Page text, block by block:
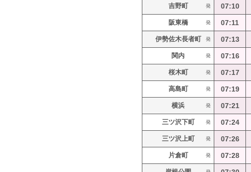
吉野町 発 07:10
阪東橋 発 07:11
伊勢佐木長者町 発 07:13
関内 発 07:16
桜木町 発 07:17
高島町 発 07:19
横浜 発 07:21
三ツ沢下町 発 07:24
三ツ沢上町 発 07:26
片倉町 発 07:28